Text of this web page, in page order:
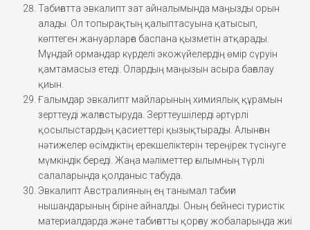
Табиғатта эвкалипт зат айналымында маңызды орын
алады. Ол топырақтың қалыптасуына қатысып,
көптеген жануарларға баспана қызметін атқарады.
Мұндай ормандар күрделі экожүйелердің өмір сүруін
қамтамасыз етеді. Олардың маңызын асыра бағалау
қиын.
Ғалымдар эвкалипт майларының химиялық құрамын
зерттеуді жалғастыруда. Зерттеушілерді әртүрлі
қосылыстардың қасиеттері қызықтырады. Алынған
нәтижелер өсімдіктің ерекшеліктерін тереңірек түсінуге
мүмкіндік береді. Жаңа мәліметтер ғылымның түрлі
салаларында қолданыс табуда.
Эвкалипт Австралияның ең танымал табиғи
нышандарының біріне айналды. Оның бейнесі туристік
материалдарда және табиғатты қорғау жобаларында жиі